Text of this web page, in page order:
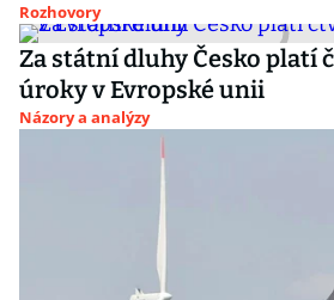
Rozhovory
Za státní dluhy Česko platí
úroky v Evropské unii
Názory a analýzy